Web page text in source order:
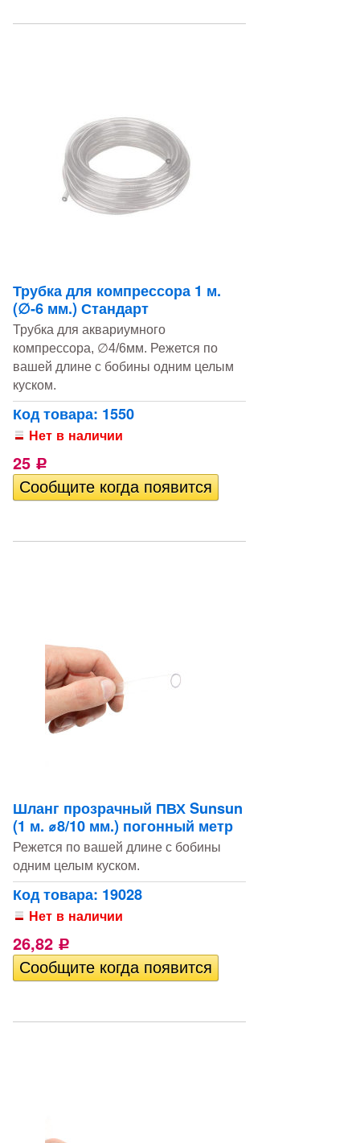
Трубка для компрессора 1 м.
(∅-6 мм.) Стандарт
Трубка для аквариумного
компрессора, ∅4/6мм. Режется по
вашей длине с бобины одним целым
куском.
Код товара: 1550
Нет в наличии
25 Р
Шланг прозрачный ПВХ Sunsun
(1 м. ⌀8/10 мм.) погонный метр
Режется по вашей длине с бобины
одним целым куском.
Код товара: 19028
Нет в наличии
26,82 Р